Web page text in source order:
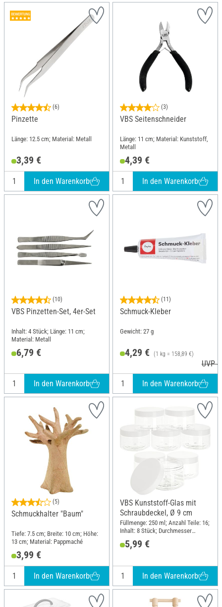
(6)
Pinzette
Länge: 12.5 cm; Material: Metall
3,39 €
In den Warenkorb
(3)
VBS Seitenschneider
Länge: 11 cm; Material: Kunststoff,
Metall
4,39 €
In den Warenkorb
(10)
VBS Pinzetten-Set, 4er-Set
Inhalt: 4 Stück; Länge: 11 cm;
Material: Metall
6,79 €
In den Warenkorb
(11)
Schmuck-Kleber
Gewicht: 27 g
4,29 € (1 kg = 158,89 €)
UVP
In den Warenkorb
(5)
Schmuckhalter "Baum"
Tiefe: 7.5 cm; Breite: 10 cm; Höhe:
13 cm; Material: Pappmaché
3,99 €
In den Warenkorb
VBS Kunststoff-Glas mit
Schraubdeckel, Ø 9 cm
Füllmenge: 250 ml; Anzahl Teile: 16;
Inhalt: 8 Stück; Durchmesser
Material: Kunststoff
5,99 €
In den Warenkorb